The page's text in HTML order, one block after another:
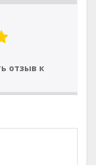
отзыв к